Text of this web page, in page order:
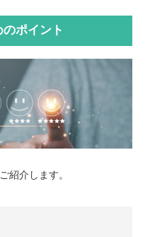
ポイント
紹介します。